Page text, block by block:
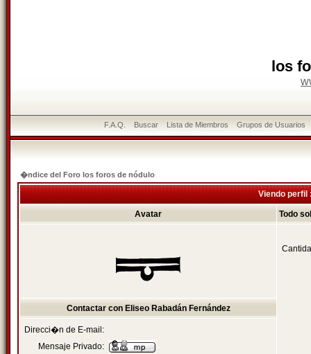
los
F.A.Q. Buscar Lista de Miembros Grupos de Usuarios
�ndice del Foro los foros de nódulo
Viendo perfil
Avatar Todo
Contactar con Eliseo Rabadán Fernández
Direcci�n de E-mail:
Mensaje Privado: